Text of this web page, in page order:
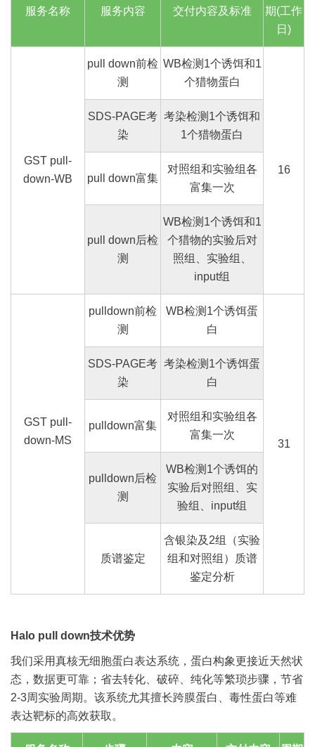
服务名称 服务内容 交付内容及标准
期(工作
日 )
GST pull-
down-WB
pull down前检
测
WB检测 1个诱饵和1
个猎物蛋白
16
SDS-PAGE考
染
考染检测 1个诱饵和
1个猎物蛋白
pull down富集
对照组和实验组各
富集一次
pull down后检
测
WB检测 1个诱饵和1
个猎物的实验后对
照组、实验组、
input组
GST pull-
down-MS
pulldown前检
测
WB检测 1个诱饵蛋
白
31
SDS-PAGE考
染
考染检测 1个诱饵蛋
白
pulldown富集
对照组和实验组各
富集一次
pulldown后检
测
WB检测 1个诱饵的
实验后对照组、实
验组、 input组
质谱鉴定
含银染及2组（实验
组和对照组）质谱
鉴定分析
Halo pull down技术优势
我们采用真核无细胞蛋白表达系统，蛋白构象更接近天然状
态，数据更可靠；省去转化、破碎、纯化等繁琐步骤，节省
2-3周实验周期。该系统尤其擅长跨膜蛋白、毒性蛋白等难
表达靶标的高效获取。